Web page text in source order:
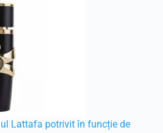
Lattafa potrivit în funcție de